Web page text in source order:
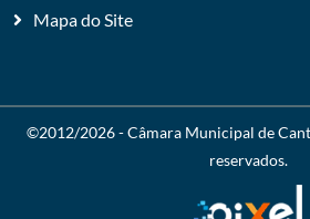
Mapa do Site
©2012/2026 -Câmara Municipal de
reservados.